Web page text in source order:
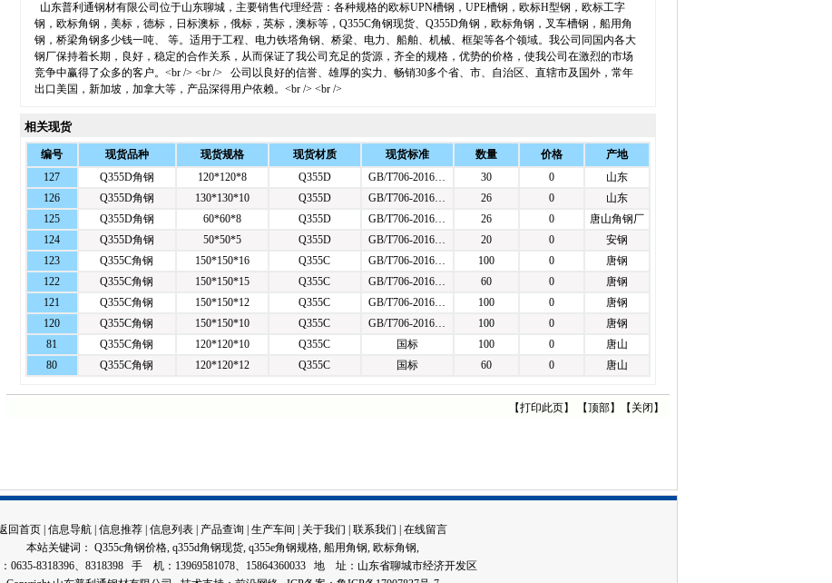
山东普利通钢材有限公司位于山东聊城，主要销售代理经营：各种规格的欧标UPN槽钢，UPE槽钢，欧标H型钢，欧标工字
钢，欧标角钢，美标，德标，日标澳标，俄标，英标，澳标等，Q355C角钢现货、Q355D角钢，欧标角钢，叉车槽钢，船用角
钢，桥梁角钢多少钱一吨、 等。适用于工程、电力铁塔角钢、桥梁、电力、船舶、机械、框架等各个领域。我公司同国内各大
钢厂保持着长期，良好，稳定的合作关系，从而保证了我公司充足的货源，齐全的规格，优势的价格，使我公司在激烈的市场
竞争中赢得了众多的客户。<br /> <br /> 公司以良好的信誉、雄厚的实力、畅销30多个省、市、自治区、直辖市及国外，常年
出口美国，新加坡，加拿大等，产品深得用户依赖。<br /> <br />
相关现货
编号 现货品种 现货规格 现货材质 现货标准 数量 价格
产地
127
Q355D角钢 120*120*8 Q355D GB/T706-2016… 30 0
山东
126
Q355D角钢 130*130*10 Q355D GB/T706-2016… 26 0
山东
125
Q355D角钢 60*60*8 Q355D GB/T706-2016… 26 0
唐山角钢厂
124
Q355D角钢 50*50*5 Q355D GB/T706-2016… 20 0
安钢
123
Q355C角钢 150*150*16 Q355C GB/T706-2016… 100 0
唐钢
122
Q355C角钢 150*150*15 Q355C GB/T706-2016… 60 0
唐钢
121
Q355C角钢 150*150*12 Q355C GB/T706-2016… 100 0
唐钢
120
Q355C角钢 150*150*10 Q355C GB/T706-2016… 100 0
唐钢
81
Q355C角钢 120*120*10 Q355C 国标 100 0
唐山
80
Q355C角钢 120*120*12 Q355C 国标 60 0 唐山
【打印此页】 【顶部】【 关闭 】
回首页 信息导航 信息推荐 信息列表 产品查询 生产车间 关于我们 联系我们
在线留言
本站关键词： Q355c角钢价格, q355d角钢现货, q355e角钢规格, 船用角钢, 欧标角钢,
0635-8318396、8318398 手 机：13969581078、15864360033 地 址：山东省聊城市经济开发区